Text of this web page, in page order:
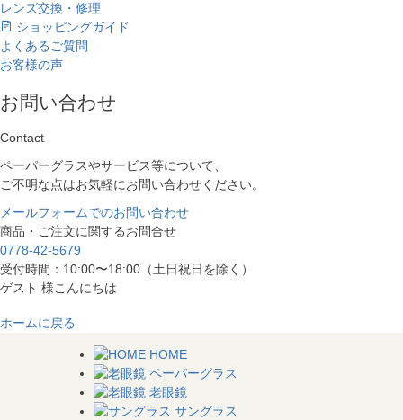
レンズ交換・修理
ショッピングガイド
よくあるご質問
お客様の声
お問い合わせ
Contact
ペーパーグラスやサービス等について、
ご不明な点はお気軽にお問い合わせください。
メールフォームでのお問い合わせ
商品・ご注文に関するお問合せ
0778-42-5679
受付時間：10:00〜18:00（土日祝日を除く）
ゲスト 様こんにちは
ホームに戻る
HOME
ペーパーグラス
老眼鏡
サングラス